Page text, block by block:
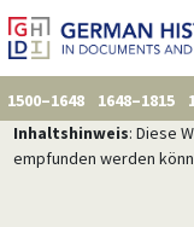
1500–1648 1648–1815
Inhaltshinweis: Diese
empfunden werden